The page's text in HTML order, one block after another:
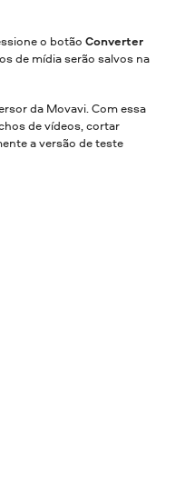
o botão Converter
de mídia serão salvos na
da Movavi. Com essa
de vídeos, cortar
a versão de teste